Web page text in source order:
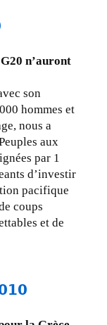
n’auront
son
hommes et
nous a
aux
par 1
d’investir
pacifique
coups
et de